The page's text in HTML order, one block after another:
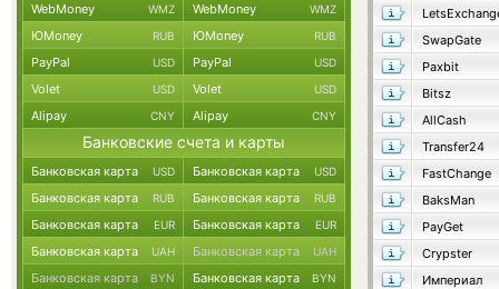
SwapGate
Paxbit
Bitsz
AllCash
Transfer24
FastChange
BaksMan
PayGet
Crypster
Империал
WebMoney WMZ WebMoney WMZ
ЮMoney RUB ЮMoney RUB
PayPal USD PayPal USD
Volet USD Volet USD
Alipay CNY Alipay CNY
Банковские счета и карты
Банковская карта USD Банковская карта USD
Банковская карта RUB Банковская карта RUB
Банковская карта EUR Банковская карта EUR
Банковская карта UAH Банковская карта UAH
Банковская карта BYN Банковская карта BYN